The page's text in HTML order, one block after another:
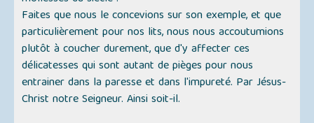
Faites que nous le concevions sur son exemple, et que
particulièrement pour nos lits, nous nous accoutumions
plutôt à coucher durement, que d'y affecter ces
délicatesses qui sont autant de pièges pour nous
entrainer dans la paresse et dans l'impureté. Par Jésus-
Christ notre Seigneur. Ainsi soit-il.